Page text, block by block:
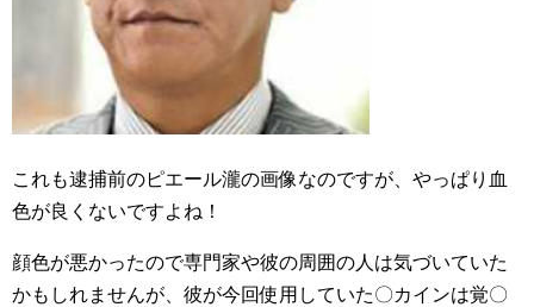
これも逮捕前のピエール瀧の画像なのですが、やっぱり血
色が良くないですよね！
顔色が悪かったので専門家や彼の周囲の人は気づいていた
かもしれませんが、彼が今回使用していた〇カインは覚〇